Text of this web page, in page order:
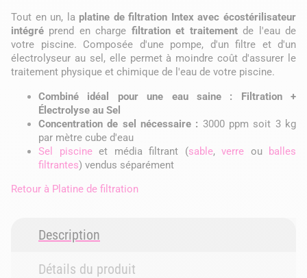
Tout en un, la platine de filtration Intex avec écostérilisateur
intégré prend en charge filtration et traitementde l'eau de
votre piscine. Composée d'une pompe, d'un filtre et d'un
électrolyseur au sel, elle permet à moindre coût d'assurer le
traitement physique et chimique de l'eau de votre piscine.
Combiné idéal pour une eau saine : Filtration +
Électrolyse au Sel
Concentration de sel nécessaire : 3000 ppm soit 3 kg
par mètre cube d'eau
Sel piscineet média filtrant (sable, verre ou
balles
filtrantes) vendus séparément
Retour à Platine de filtration
Description
Détails du produit